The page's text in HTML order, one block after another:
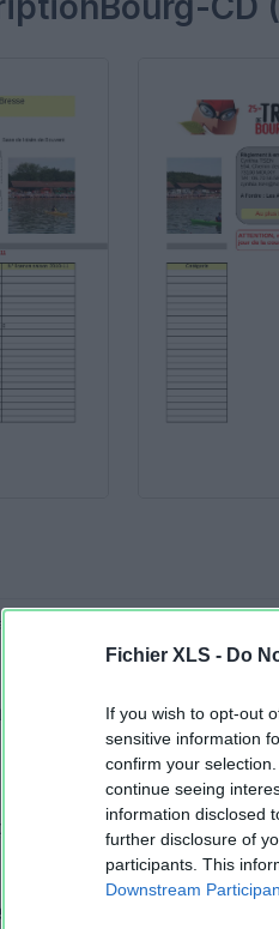
Fichier XLS - Do
If you wish to opt-out
sensitive information
confirm your
continue seeing
information disclosed
further disclosure of
participants. This
Downstream